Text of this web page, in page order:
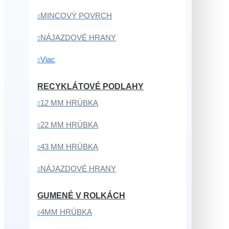
MINCOVÝ POVRCH
NÁJAZDOVÉ HRANY
Viac
RECYKLÁTOVÉ PODLAHY
12 MM HRÚBKA
22 MM HRÚBKA
43 MM HRÚBKA
NÁJAZDOVÉ HRANY
GUMENÉ V ROLKÁCH
4MM HRÚBKA